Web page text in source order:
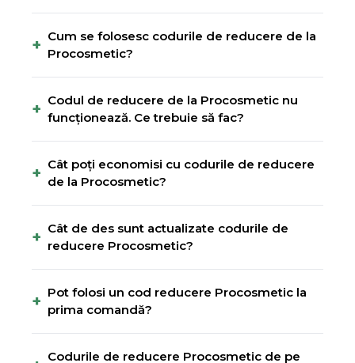
+ Cum se folosesc codurile de reducere de la
Procosmetic?
+ Codul de reducere de la Procosmetic nu
funcționează. Ce trebuie să fac?
+ Cât poți economisi cu codurile de reducere
de la Procosmetic?
+ Cât de des sunt actualizate codurile de
reducere Procosmetic?
+ Pot folosi un cod reducere Procosmetic la
prima comandă?
Codurile de reducere Procosmetic de pe